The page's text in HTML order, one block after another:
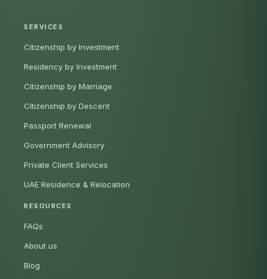
SERVICES
Citizenship by Investment
Residency by Investment
Citizenship by Marriage
Citizenship by Descent
Passport Renewal
Government Advisory
Private Client Services
UAE Residence & Relocation
RESOURCES
FAQs
About us
Blog